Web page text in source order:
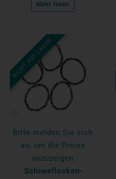
Mehr lesen
NICHT AUF LAGER
Bitte melden Sie sich
an, um die Preise
anzuzeigen
Schneeflocken-